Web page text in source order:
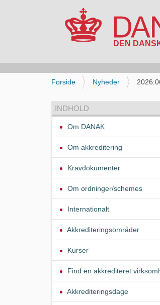
D
e
Forside Nyheder
INDHOLD
Om DANAK
Om akkreditering
Kravdokumenter
Om ordninger/schemes
Internationalt
Akkrediteringsområder
Kurser
Find en akkrediteret
Akkrediteringsdage